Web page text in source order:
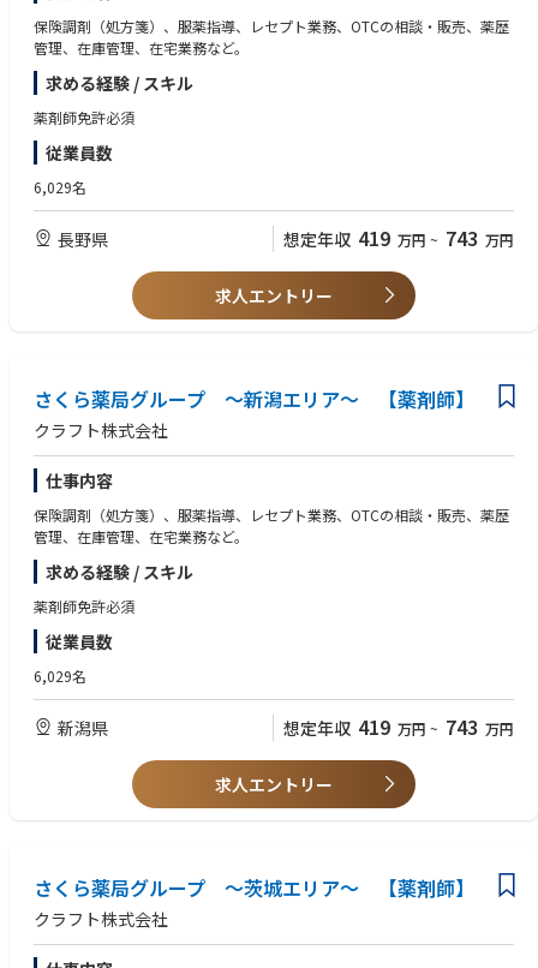
保険調剤（処方箋）、服薬指導、レセプト業務、OTCの相談・販売、薬歴
管理、在庫管理、在宅業務など。
求める経験 / スキル
薬剤師免許必須
従業員数
6,029名
長野県 想定年収 419 万円 ~ 743 万円
求人エントリー
さくら薬局グループ ～新潟エリア～ 【薬剤師】
クラフト株式会社
仕事内容
保険調剤（処方箋）、服薬指導、レセプト業務、OTCの相談・販売、薬歴
管理、在庫管理、在宅業務など。
求める経験 / スキル
薬剤師免許必須
従業員数
6,029名
新潟県 想定年収 419 万円 ~ 743 万円
求人エントリー
さくら薬局グループ ～茨城エリア～ 【薬剤師】
クラフト株式会社